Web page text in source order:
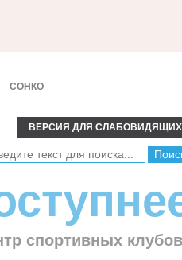
СОНКО
ВЕРСИЯ ДЛЯ СЛАБОВИДЯЩИХ
спортивных